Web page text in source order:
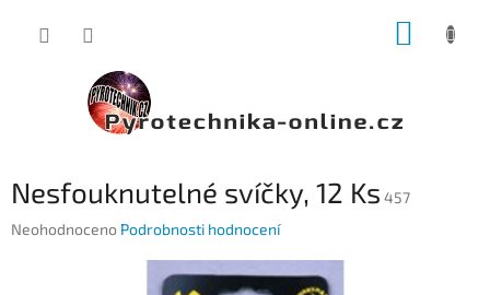
Nesfouknutelné svíčky, 12 Ks 457
Průměrné
Neohodnoceno Podrobnosti hodnocení